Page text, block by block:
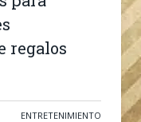
regalos
ENTRETENIMIENTO